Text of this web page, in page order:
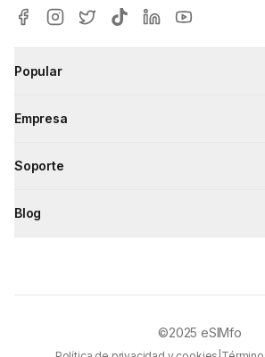
Popular
Empresa
Soporte
Blog
©2025 eSIMfo